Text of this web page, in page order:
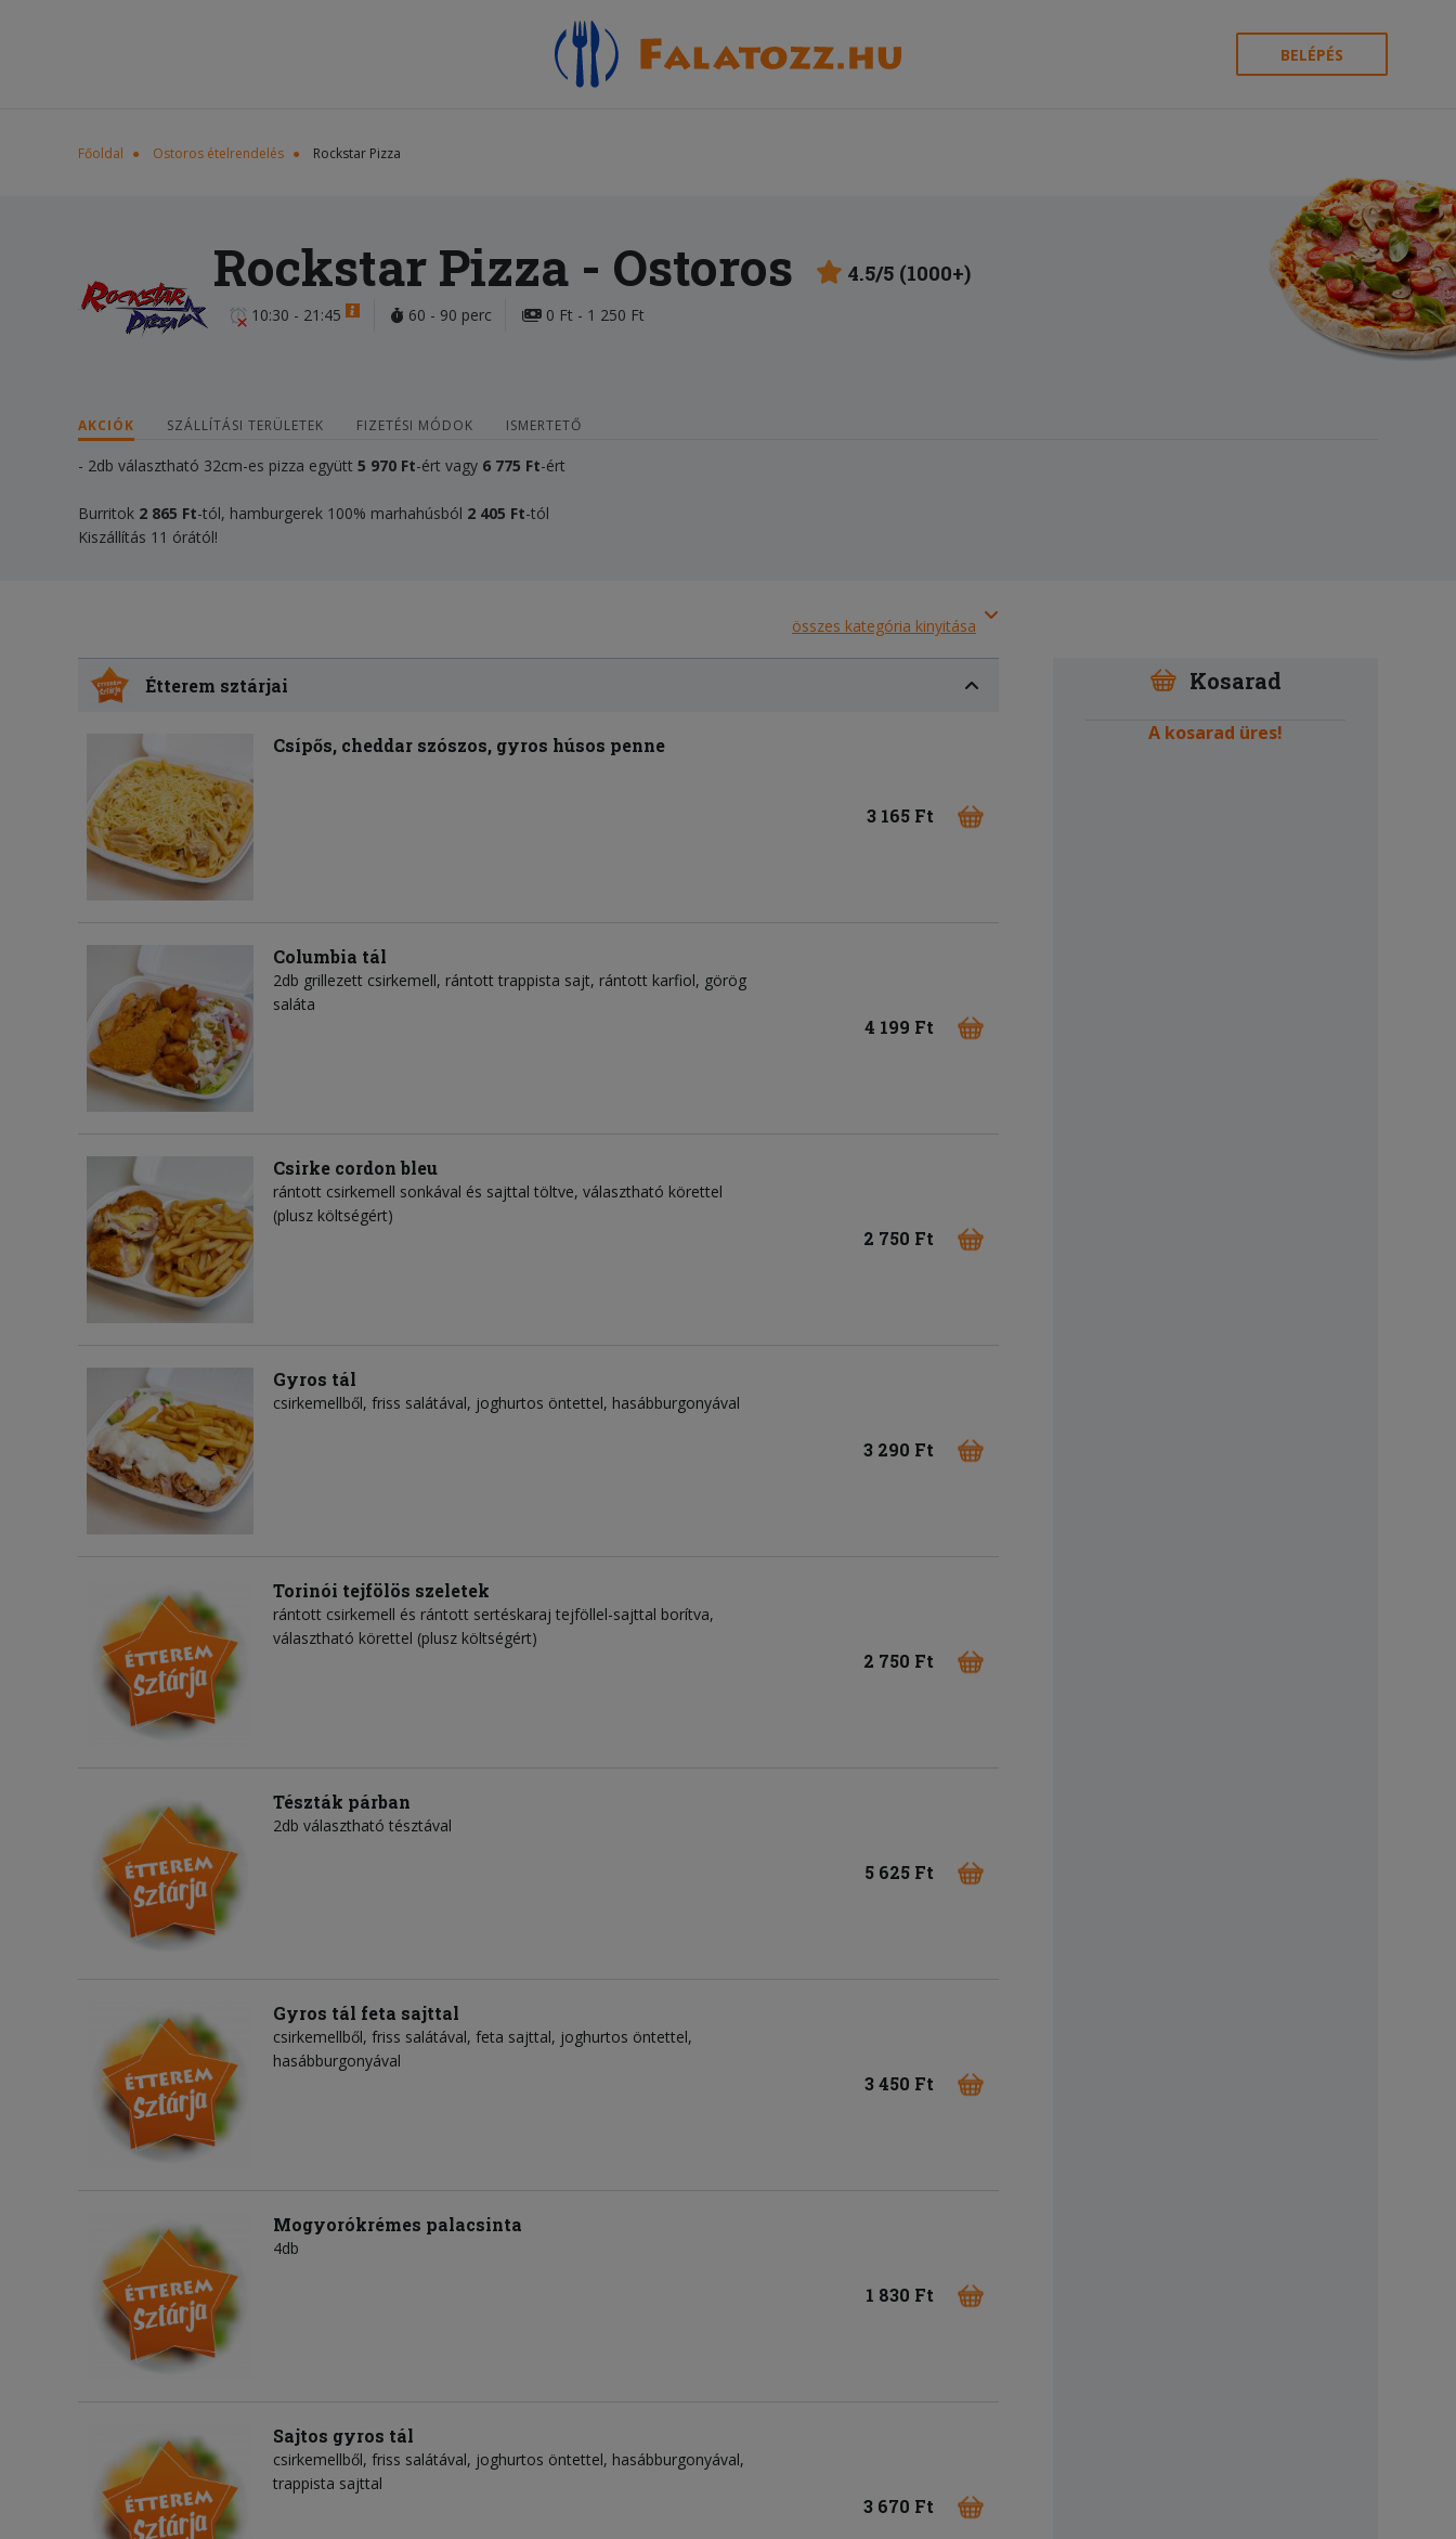
BELÉPÉS
Főoldal Ostoros ételrendelés Rockstar Pizza
Rockstar Pizza - Ostoros 4.5/5 (1000+)
10:30 - 21:45 60 - 90 perc 0 Ft - 1 250 Ft
AKCIÓK SZÁLLÍTÁSI TERÜLETEK FIZETÉSI MÓDOK ISMERTETŐ
- 2db választható 32cm-es pizza együtt 5 970 Ft-ért vagy 6 775 Ft-ért
Burritok 2 865 Ft-tól, hamburgerek 100% marhahúsból 2 405 Ft-tól
Kiszállítás 11 órától!
összes kategória kinyitása
Étterem sztárjai
Csípős, cheddar szószos, gyros húsos penne
3 165 Ft
Columbia tál
2db grillezett csirkemell, rántott trappista sajt, rántott karfiol, görög
saláta
4 199 Ft
Csirke cordon bleu
rántott csirkemell sonkával és sajttal töltve, választható körettel
(plusz költségért)
2 750 Ft
Gyros tál
csirkemellből, friss salátával, joghurtos öntettel, hasábburgonyával
3 290 Ft
Torinói tejfölös szeletek
rántott csirkemell és rántott sertéskaraj tejföllel-sajttal borítva,
választható körettel (plusz költségért)
2 750 Ft
Tészták párban
2db választható tésztával
5 625 Ft
Gyros tál feta sajttal
csirkemellből, friss salátával, feta sajttal, joghurtos öntettel,
hasábburgonyával
3 450 Ft
Mogyorókrémes palacsinta
4db
1 830 Ft
Sajtos gyros tál
csirkemellből, friss salátával, joghurtos öntettel, hasábburgonyával,
trappista sajttal
3 670 Ft
Kosarad
A kosarad üres!